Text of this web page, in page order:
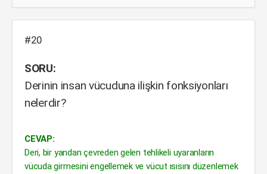
#20
SORU:
Derinin insan vücuduna ilişkin fonksiyonları
nelerdir?
CEVAP:
Deri, bir yandan çevreden gelen tehlikeli uyaranların
vücuda girmesini engellemek ve vücut ısısını düzenlemek